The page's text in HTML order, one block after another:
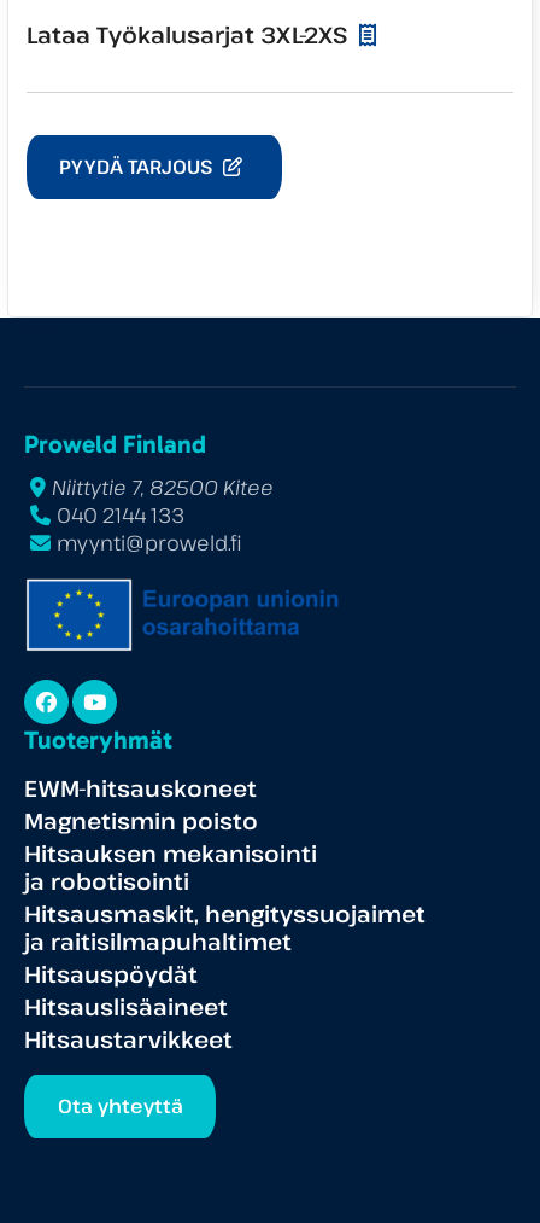
Lataa Työkalusarjat 3XL-2XS
PYYDÄ TARJOUS
Proweld Finland
Niittytie 7, 82500 Kitee
040 2144 133
myynti@proweld.fi
Facebook
YouTube
Tuoteryhmät
EWM-hitsauskoneet
Magnetismin poisto
Hitsauksen mekanisointi
ja robotisointi
Hitsausmaskit, hengityssuojaimet
ja raitisilmapuhaltimet
Hitsauspöydät
Hitsauslisäaineet
Hitsaustarvikkeet
Ota yhteyttä